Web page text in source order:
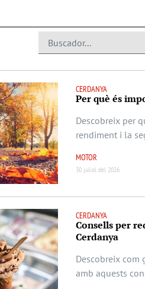
CERDANYA
Per què és
Descobreix per
rendiment i la
MOTOR
30 juliol del 2026
CERDANYA
Consells per
Cerdanya
Descobreix com
amb aquests